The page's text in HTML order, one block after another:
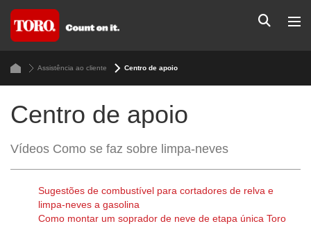
Assistência ao cliente Centro de apoio
Centro de apoio
Vídeos Como se faz sobre limpa-neves
Sugestões de combustível para cortadores de relva e
limpa-neves a gasolina
Como montar um soprador de neve de etapa única Toro